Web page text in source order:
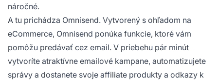
náročné.
A tu prichádza Omnisend. Vytvorený s ohľadom na
eCommerce, Omnisend ponúka funkcie, ktoré vám
pomôžu predávať cez email. V priebehu pár minút
vytvoríte atraktívne emailové kampane, automatizujete
správy a dostanete svoje affiliate produkty a odkazy k